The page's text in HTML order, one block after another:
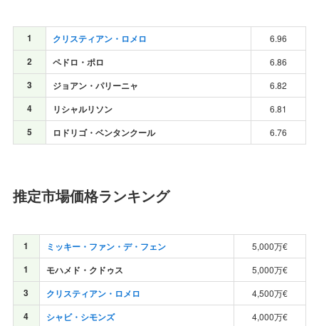
1 クリスティアン・ロメロ 6.96
2 ペドロ・ポロ 6.86
3 ジョアン・パリーニャ 6.82
4 リシャルリソン 6.81
5 ロドリゴ・ベンタンクール 6.76
推定市場価格ランキング
1 ミッキー・ファン・デ・フェン 5,000万€
1 モハメド・クドゥス 5,000万€
3 クリスティアン・ロメロ 4,500万€
4 シャビ・シモンズ 4,000万€